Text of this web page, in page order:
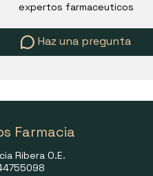
expertos farmaceuticos
Haz una pregunta
Farmacia
Ribera O.E.